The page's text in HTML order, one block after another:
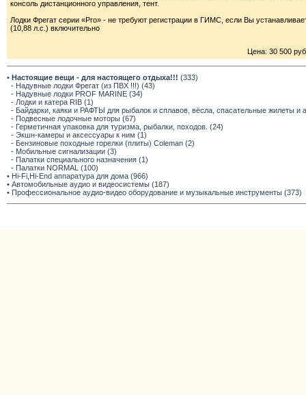
консоль дистанционного управления, тент.
Лодки Фрегат серии «Pro» - не требуют регистрации в ГИМС, если Вы
(10,88 л.с.) включительно
Цена: 30 500
• Настоящие вещи - для настоящего отдыха!!! (333)
- Надувные лодки Фрегат (из ПВХ !!!) (43)
- Надувные лодки PROF MARINE (34)
- Лодки и катера RIB (1)
- Байдарки, каяки и РАФТЫ для рыбалок и сплавов, вёсла, спасательные жилеты и
- Подвесные лодочные моторы (67)
- Герметичная упаковка для туризма, рыбалки, походов. (24)
- Экшн-камеры и аксессуары к ним (1)
- Бензиновые походные горелки (плиты) Coleman (2)
- Мобильные сигнализации (3)
- Палатки специального назначения (1)
- Палатки NORMAL (100)
• Hi-Fi,Hi-End аппаратура для дома (966)
• Автомобильные аудио и видеосистемы (187)
• Профессиональное аудио-видео оборудование и музыкальные инструменты (373)